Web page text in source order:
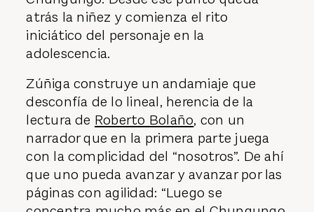
atrás la niñez y comienza el rito
iniciático del personaje en la
adolescencia.
Zúñiga construye un andamiaje que
desconfía de lo lineal, herencia de la
lectura de Roberto Bolaño, con un
narrador que en la primera parte juega
con la complicidad del “nosotros”. De ahí
que uno pueda avanzar y avanzar por las
páginas con agilidad: “Luego se